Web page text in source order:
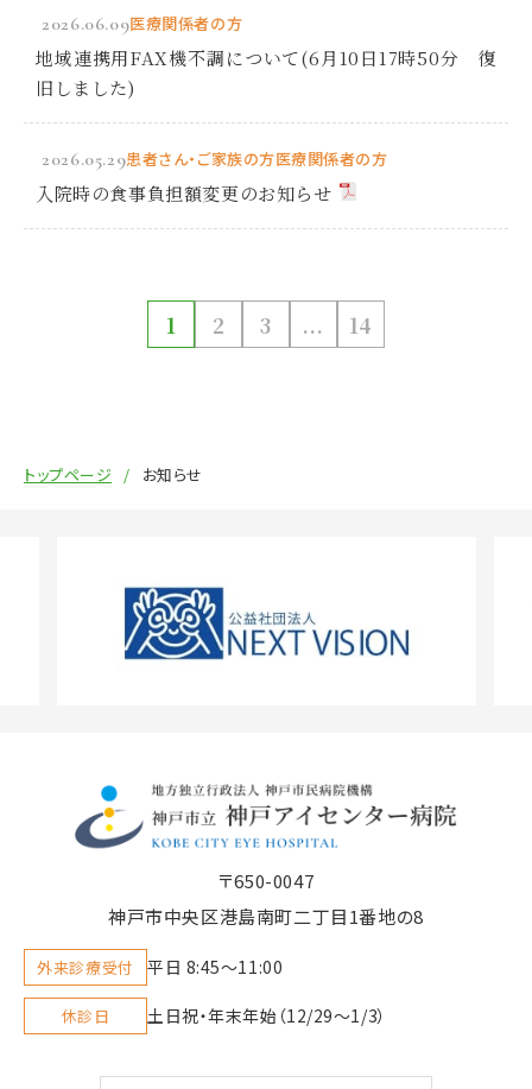
2026.06.09医療関係者の方
地域連携用FAX機不調について(6月10日17時50分 復
旧しました)
2026.05.29患者さん・ご家族の方医療関係者の方
入院時の食事負担額変更のお知らせ
1 2 3 ... 14
トップページ お知らせ
〒650-0047
神戸市中央区港島南町二丁目1番地の8
外来診療受付 平日 8:45〜11:00
休診日 土日祝・年末年始（12/29～1/3）